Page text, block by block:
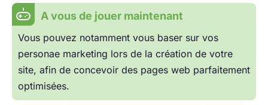
A vous de jouer maintenant
Vous pouvez notamment vous baser sur vos
personae marketing lors de la création de votre
site, afin de concevoir des pages web parfaitement
optimisées.